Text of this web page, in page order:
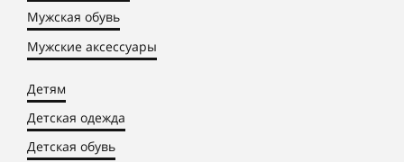
Мужская обувь
Мужские аксессуары
Детям
Детская одежда
Детская обувь